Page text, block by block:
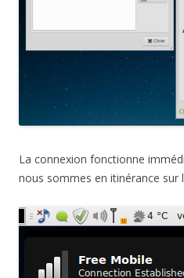
La connexion fonctionne
nous sommes en itinérance sur